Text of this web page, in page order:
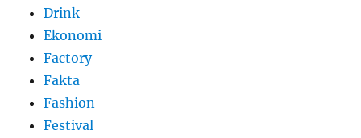
Drink
Ekonomi
Factory
Fakta
Fashion
Festival